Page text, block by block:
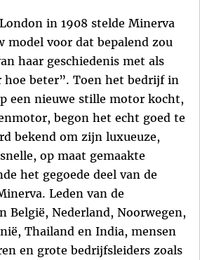
in 1908 stelde Minerva
model voor dat bepalend zou
haar geschiedenis met als
beter”. Toen het bedrijf in
een nieuwe stille motor kocht,
begon het echt goed te
bekend om zijn luxueuze,
op maat gemaakte
het gegoede deel van de
Leden van de
België, Nederland, Noorwegen,
Thailand en India, mensen
en grote bedrijfsleiders zoals